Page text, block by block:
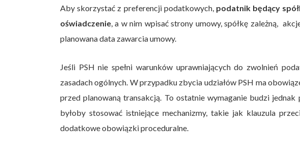
Aby skorzystać z preferencji podatkowych, podatnik będący
oświadczenie, a w nim wpisać strony umowy, spółkę zależną,
planowana data zawarcia umowy.
Jeśli PSH nie spełni warunków uprawniających do zwolnień
zasadach ogólnych. W przypadku zbycia udziałów PSH ma
przed planowaną transakcją. To ostatnie wymaganie budzi
byłoby stosować istniejące mechanizmy, takie jak klauzula
dodatkowe obowiązki proceduralne.